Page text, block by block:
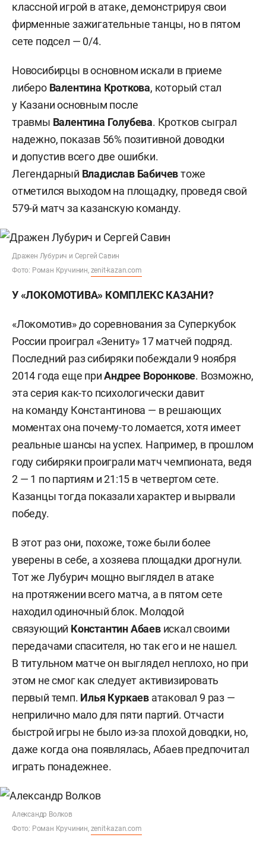
классной игрой в атаке, демонстрируя свои
фирменные зажигательные танцы, но в пятом
сете подсел — 0/4.
Новосибирцы в основном искали в приеме
либеро Валентина Кроткова, который стал
у Казани основным после
травмы Валентина Голубева. Кротков сыграл
надежно, показав 56% позитивной доводки
и допустив всего две ошибки.
Легендарный Владислав Бабичевтоже
отметился выходом на площадку, проведя свой
579-й матч за казанскую команду.
Дражен Лубурич и Сергей Савин
Фото: Роман Кручинин, zenit-kazan.com
У «ЛОКОМОТИВА» КОМПЛЕКС КАЗАНИ?
«Локомотив» до соревнования за Суперкубок
России проиграл «Зениту» 17 матчей подряд.
Последний раз сибиряки побеждали 9 ноября
2014 года еще приАндрее Воронкове. Возможно,
эта серия как-то психологически давит
на команду Константинова — в решающих
моментах она почему-то ломается, хотя имеет
реальные шансы на успех. Например, в прошлом
году сибиряки проиграли матч чемпионата, ведя
2 — 1 по партиям и 21:15 в четвертом сете.
Казанцы тогда показали характер и вырвали
победу.
В этот раз они, похоже, тоже были более
уверены в себе, а хозяева площадки дрогнули.
Тот же Лубурич мощно выглядел в атаке
на протяжении всего матча, а в пятом сете
находил одиночный блок. Молодой
связующий Константин Абаевискал своими
передачами спасителя, но так его и не нашел.
В титульном матче он выглядел неплохо, но при
этом не смог как следует активизировать
первый темп. Илья Куркаев атаковал 9 раз —
неприлично мало для пяти партий. Отчасти
быстрой игры не было из-за плохой доводки, но,
даже когда она появлялась, Абаев предпочитал
играть понадежнее.
Александр Волков
Фото: Роман Кручинин, zenit-kazan.com